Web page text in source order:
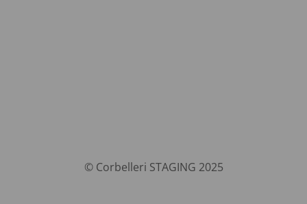
© Corbelleri STAGING 2025